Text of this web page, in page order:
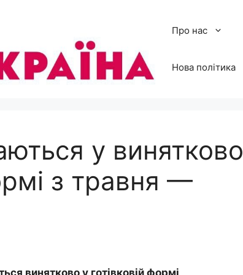
Про нас
Нова політика
у винятково
з травня —